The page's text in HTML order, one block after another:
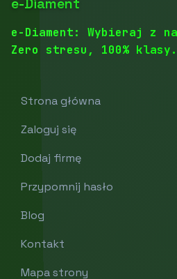
e-Diament: Wybieraj z
Zero stresu, 100% klasy.
Strona główna
Zaloguj się
Dodaj firmę
Przypomnij hasło
Blog
Kontakt
Mapa strony